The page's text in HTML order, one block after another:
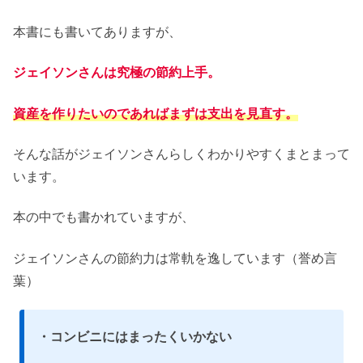
本書にも書いてありますが、
ジェイソンさんは究極の節約上手。
資産を作りたいのであればまずは支出を見直す。
そんな話がジェイソンさんらしくわかりやすくまとまって
います。
本の中でも書かれていますが、
ジェイソンさんの節約力は常軌を逸しています（誉め言
葉）
・コンビニにはまったくいかない